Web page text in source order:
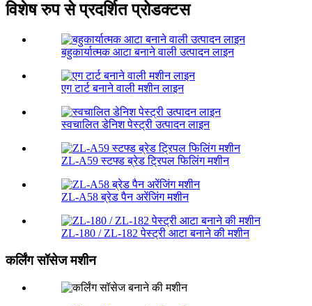
विशेष रुप से प्रदर्शित प्रोडक्टस
बहुकार्यात्मक आटा बनाने वाली उत्पादन लाइन
एग टार्ट बनाने वाली मशीन लाइन
स्वचालित डेनिश पेस्ट्री उत्पादन लाइन
ZL-A59 स्टफ्ड ब्रेड ट्रिपल फिलिंग मशीन
ZL-A58 ब्रेड पैन अरेंजिंग मशीन
ZL-180 / ZL-182 पेस्ट्री आटा बनाने की मशीन
कर्लिंग सॉसेज मशीन